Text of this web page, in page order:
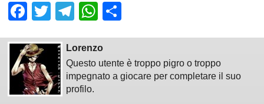
Facebook
TwitterTelegram
WhatsApp
Lorenzo
Questo utente è troppo pigro o troppo
impegnato a giocare per completare il suo
profilo.